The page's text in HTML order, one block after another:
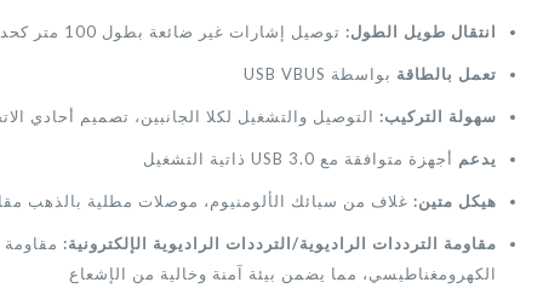
انتقال طويل الطول: توصيل إشارات غير ضائعة بطول 100 متر كحد أقصى
تعمل بالطاقة بواسطة USB VBUS
سهولة التركيب: التوصيل والتشغيل لكلا الجانبين، تصميم أحادي
يدعم أجهزة متوافقة مع USB 3.0 ذاتية التشغيل
هيكل متين: غلاف من سبائك الألومنيوم، موصلات مطلية بالذهب
مقاومة الترددات الراديوية/الترددات الراديوية الإلكترونية: مقاومة
الكهرومغناطيسي، مما يضمن بيئة آمنة وخالية من الإشعاع